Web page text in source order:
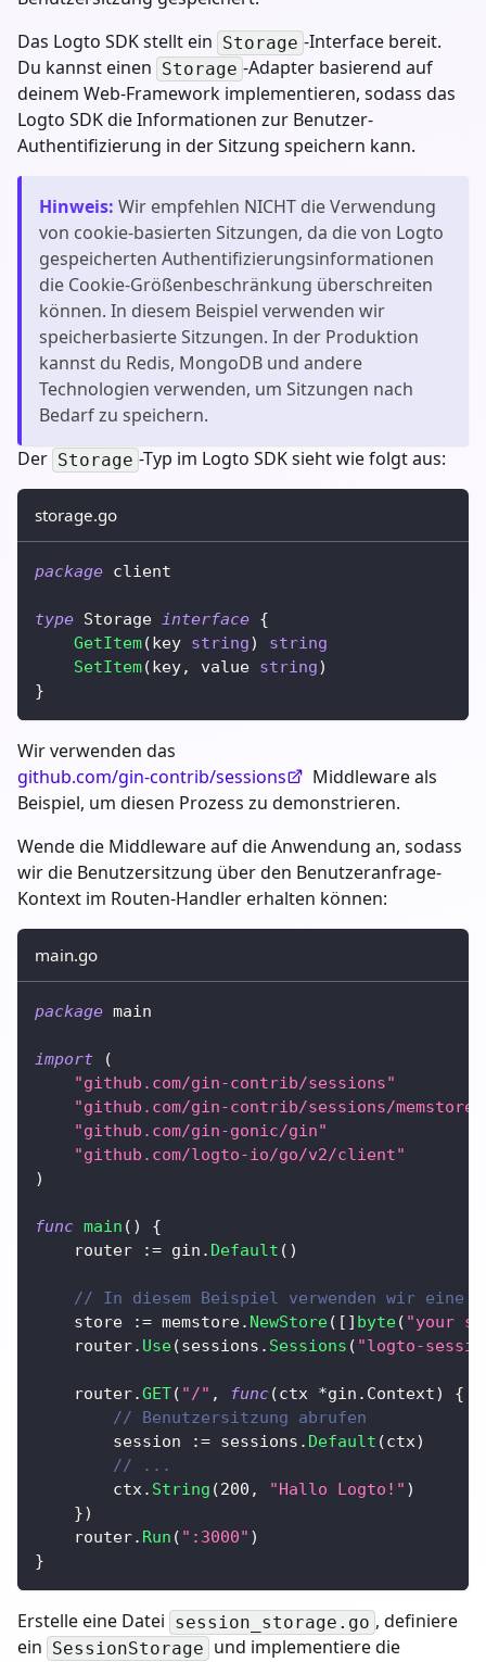
Das Logto SDK stellt ein Storage -Interface bereit.
Du kannst einen Storage -Adapter basierend auf
deinem Web-Framework implementieren, sodass das
Logto SDK die Informationen zur Benutzer-
Authentifizierung in der Sitzung speichern kann.
Hinweis: Wir empfehlen NICHT die Verwendung
von cookie-basierten Sitzungen, da die von Logto
gespeicherten Authentifizierungsinformationen
die Cookie-Größenbeschränkung überschreiten
können. In diesem Beispiel verwenden wir
speicherbasierte Sitzungen. In der Produktion
kannst du Redis, MongoDB und andere
Technologien verwenden, um Sitzungen nach
Bedarf zu speichern.
Der Storage -Typ im Logto SDK sieht wie folgt aus:
storage.go
package client
type Storage interface {
GetItem(key string)
string
SetItem(key, value string)
}
Wir verwenden das
github.com/gin-contrib/sessions
Middleware als
Beispiel, um diesen Prozess zu demonstrieren.
Wende die Middleware auf die Anwendung an, sodass
wir die Benutzersitzung über den Benutzeranfrage-
Kontext im Routen-Handler erhalten können:
main.go
package main
import
(
"github.com/gin-contrib/sessions"
"github.com/gin-contrib/sessions/memstore"
"github.com/gin-gonic/gin"
"github.com/logto-io/go/v2/client"
)
func main ( )
{
	router
:= gin . Default ( )
// In diesem Beispiel verwenden wir eine
	store
:= memstore. NewStore( [ ] byte( "your
	router
. Use(sessions . Sessions ( "logto-
	router
.GET( "/" , func(ctx *gin . Context)
{
// Benutzersitzung abrufen
		session
:= sessions . Default (ctx)
// ...
		ctx
. String (200 , "Hallo Logto!" )
})
	router
. Run ( ":3000" )
}
Erstelle eine Datei session_storage.go , definiere
ein SessionStorage und implementiere die